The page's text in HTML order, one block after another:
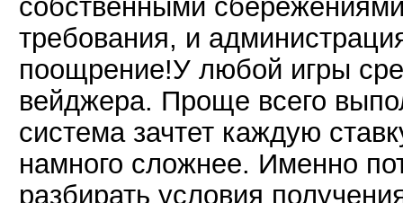
собственными
требования, и
поощрение!У любой игры
вейджера. Проще всего
система зачтет каждую
намного сложнее. Именно
разбирать условия